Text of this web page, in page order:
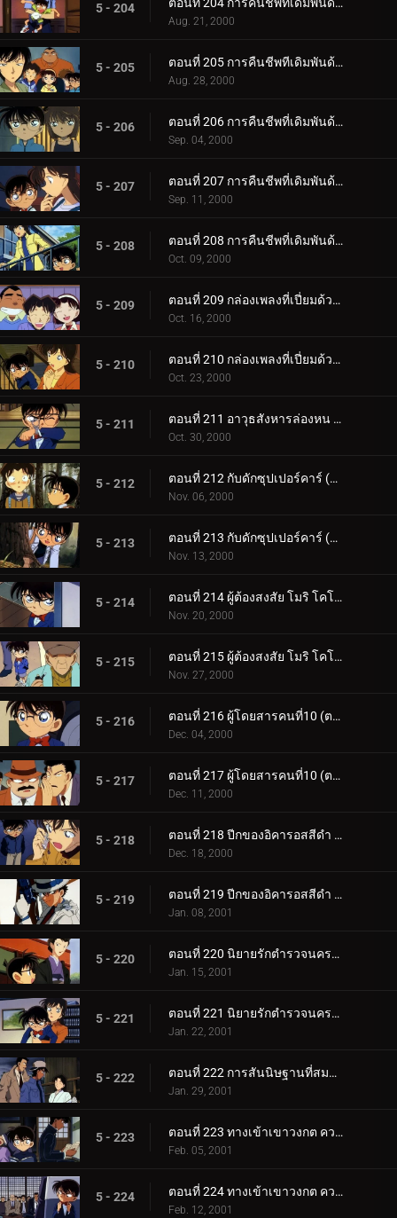
5 - 204 ตอนที่ 204 การคืนชีพที่เดิมพันด้วยชีวิต (ยอดนักสืบบาดเจ็บสาหัส)
Aug. 21, 2000
5 - 205 ตอนที่ 205 การคืนชีพทีเดิมพันด้วยชีวิต (ทางเลือกที่ 3)
Aug. 28, 2000
5 - 206 ตอนที่ 206 การคืนชีพที่เดิมพันด้วยชีวิต (อัศวินชุดดำ)
Sep. 04, 2000
5 - 207 ตอนที่ 207 การคืนชีพที่เดิมพันด้วยชีวิต (ชินอิจิที่กลับมา)
Sep. 11, 2000
5 - 208 ตอนที่ 208 การคืนชีพที่เดิมพันด้วยชีวิต (สถานที่แห่งคำมั่นสัญญา)
Oct. 09, 2000
5 - 209 ตอนที่ 209 กล่องเพลงที่เปี่ยมด้วยความหมาย (ตอนแรก)
Oct. 16, 2000
5 - 210 ตอนที่ 210 กล่องเพลงที่เปี่ยมด้วยความหมาย (ตอนจบ)
Oct. 23, 2000
5 - 211 ตอนที่ 211 อาวุธสังหารล่องหน การสันนิษฐานครั้งแรกของรัน
Oct. 30, 2000
5 - 212 ตอนที่ 212 กับดักซุปเปอร์คาร์ (ตอนแรก)
Nov. 06, 2000
5 - 213 ตอนที่ 213 กับดักซุปเปอร์คาร์ (ตอนจบ)
Nov. 13, 2000
5 - 214 ตอนที่ 214 ผู้ต้องสงสัย โมริ โคโกโร่ (ตอนแรก)
Nov. 20, 2000
5 - 215 ตอนที่ 215 ผู้ต้องสงสัย โมริ โคโกโร่ (ตอนจบ)
Nov. 27, 2000
5 - 216 ตอนที่ 216 ผู้โดยสารคนที่10 (ตอนแรก)
Dec. 04, 2000
5 - 217 ตอนที่ 217 ผู้โดยสารคนที่10 (ตอนจบ)
Dec. 11, 2000
5 - 218 ตอนที่ 218 ปีกของอิคารอสสีดำ (ตอนแรก)
Dec. 18, 2000
5 - 219 ตอนที่ 219 ปีกของอิคารอสสีดำ (ตอนจบ)
Jan. 08, 2001
5 - 220 ตอนที่ 220 นิยายรักตำรวจนครบาล ภาค3 (ตอนแรก)
Jan. 15, 2001
5 - 221 ตอนที่ 221 นิยายรักตำรวจนครบาล ภาค3 (ตอนจบ)
Jan. 22, 2001
5 - 222 ตอนที่ 222 การสันนิษฐานที่สมบูรณ์แบบเกินไป
Jan. 29, 2001
5 - 223 ตอนที่ 223 ทางเข้าเขาวงกต ความพิโรธของเทวรูปขนาดยักษ์ (ตอนพิเศษ ตอนแรก) ยอดนักสืบจิ๋วโคนัน เดอะซ.
Feb. 05, 2001
5 - 224 ตอนที่ 224 ทางเข้าเขาวงกต ความพิโรธของเทวรูปขนาดยักษ์ (ตอนพิเศษ ตอนจบ) ยอดนักสืบจิ๋วโคนัน เดอะซี.
Feb. 12, 2001